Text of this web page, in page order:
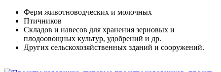
Ферм животноводческих и молочных
Птичников
Складов и навесов для хранения зерновых и
плодоовощных культур, удобрений и др.
Других сельскохозяйственных зданий и сооружений.